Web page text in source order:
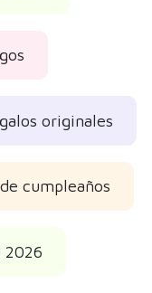
originales
cumpleaños
2026